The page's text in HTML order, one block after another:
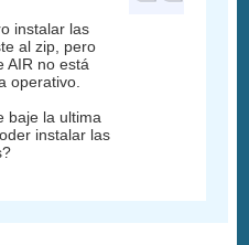
instalar las
al zip, pero
AIR no está
operativo.
baje la ultima
instalar las